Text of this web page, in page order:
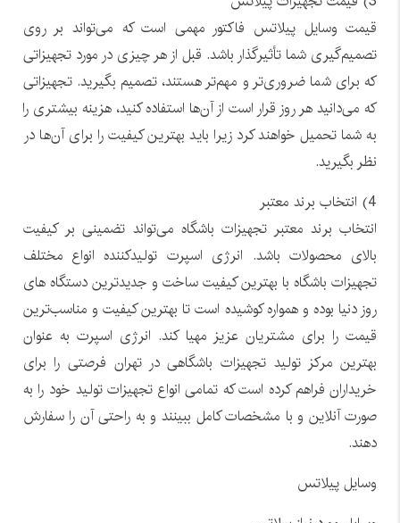
قیمت وسایل پیلاتس فاکتور مهمی است که می‌تواند بر روی
تصمیم‌گیری شما تأثیرگذار باشد. قبل از هر چیزی در مورد تجهیزاتی
که برای شما ضروری‌تر و مهم‌تر هستند، تصمیم بگیرید. تجهیزاتی
که می‌دانید هر روز قرار است از آن‌ها استفاده کنید، هزینه بیشتری را
به شما تحمیل خواهند کرد زیرا باید بهترین کیفیت را برای آن‌ها در
نظر بگیرید.
4) انتخاب برند معتبر
انتخاب برند معتبر تجهیزات باشگاه می‌تواند تضمینی بر کیفیت
بالای محصولات باشد. انرژی اسپرت تولیدکننده انواع مختلف
تجهیزات باشگاه با بهترین کیفیت ساخت و جدیدترین دستگاه های
روز دنیا بوده و همواره کوشیده است تا بهترین کیفیت و مناسب‌ترین
قیمت را برای مشتریان عزیز مهیا کند. انرژی اسپرت به عنوان
بهترین مرکز تولید تجهیزات باشگاهی در تهران فرصتی را برای
خریداران فراهم کرده است که تمامی انواع تجهیزات تولید خود را به
صورت آنلاین و با مشخصات کامل ببینند و به راحتی آن را سفارش
دهند.
وسایل پیلاتس